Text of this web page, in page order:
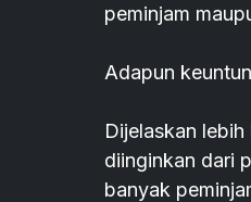
peminjam
Adapun
Dijelaskan
diinginkan dari
banyak